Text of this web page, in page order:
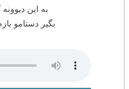
به این
بگیر دستامو